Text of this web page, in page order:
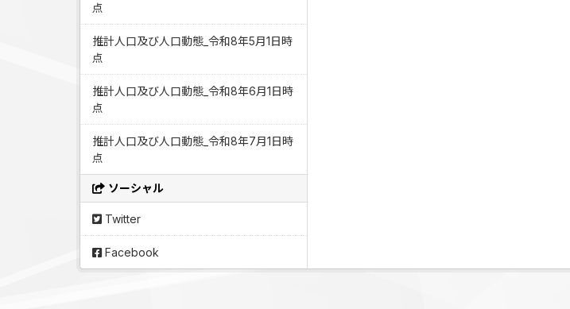
点
推計人口及び人口動態_令和8年5月1日時
点
推計人口及び人口動態_令和8年6月1日時
点
推計人口及び人口動態_令和8年7月1日時
点
ソーシャル
Twitter
Facebook